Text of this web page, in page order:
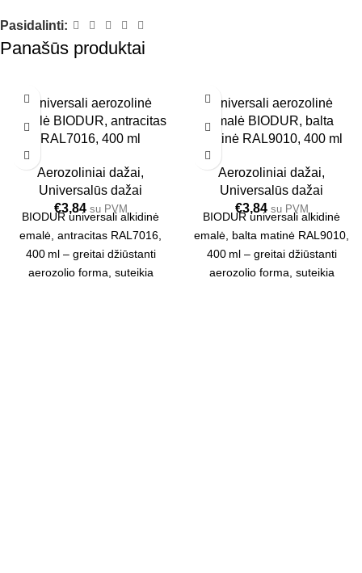
Pasidalinti:
Panašūs produktai
Universali aerozolinė
emalė BIODUR, antracitas
RAL7016, 400 ml
Aerozoliniai dažai,
Universalūs dažai
€3,84 su PVM
BIODUR universali alkidinė
emalė, antracitas RAL7016,
400 ml – greitai džiūstanti
aerozolio forma, suteikia
Universali aerozolinė
emalė BIODUR, balta
matinė RAL9010, 400 ml
Aerozoliniai dažai,
Universalūs dažai
€3,84 su PVM
BIODUR universali alkidinė
emalė, balta matinė RAL9010,
400 ml – greitai džiūstanti
aerozolio forma, suteikia